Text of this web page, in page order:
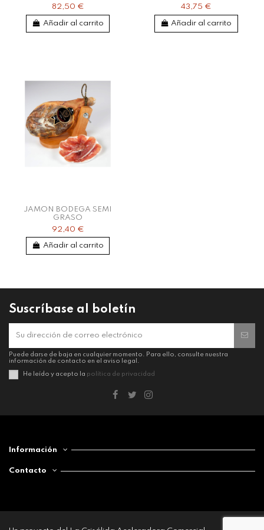
82,50 €
Añadir al carrito
43,75 €
Añadir al carrito
JAMON BODEGA SEMI
GRASO
92,40 €
Añadir al carrito
Suscríbase al boletín
Puede darse de baja en cualquier momento. Para ello, consulte nuestra
información de contacto en el aviso legal.
He leído y acepto la política de privacidad
Información
Contacto